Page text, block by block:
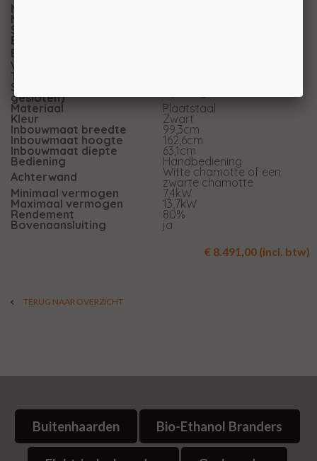
Merk
Model
Serie
Brandstof
Energie-efficiëntieklasse
Vuurzicht
Type kachel
Systeem (open of
gesloten)
Materiaal
Plaatstaal
Kleur Zwart
Inbouwmaat breedte 99,3cm
Inbouwmaat hoogte 162,6cm
Inbouwmaat diepte 63,1cm
Bediening
Handbediening
Achterwand
Witte chamotte of een
zwarte chamotte
Minimaal vermogen 7,4kW
Maximaal vermogen 13,7kW
Rendement 80%
Bovenaansluiting ja
€ 8.491,00 (incl. btw)
TERUG NAAR OVERZICHT
Buitenhaarden Bio-Ethanol Branders